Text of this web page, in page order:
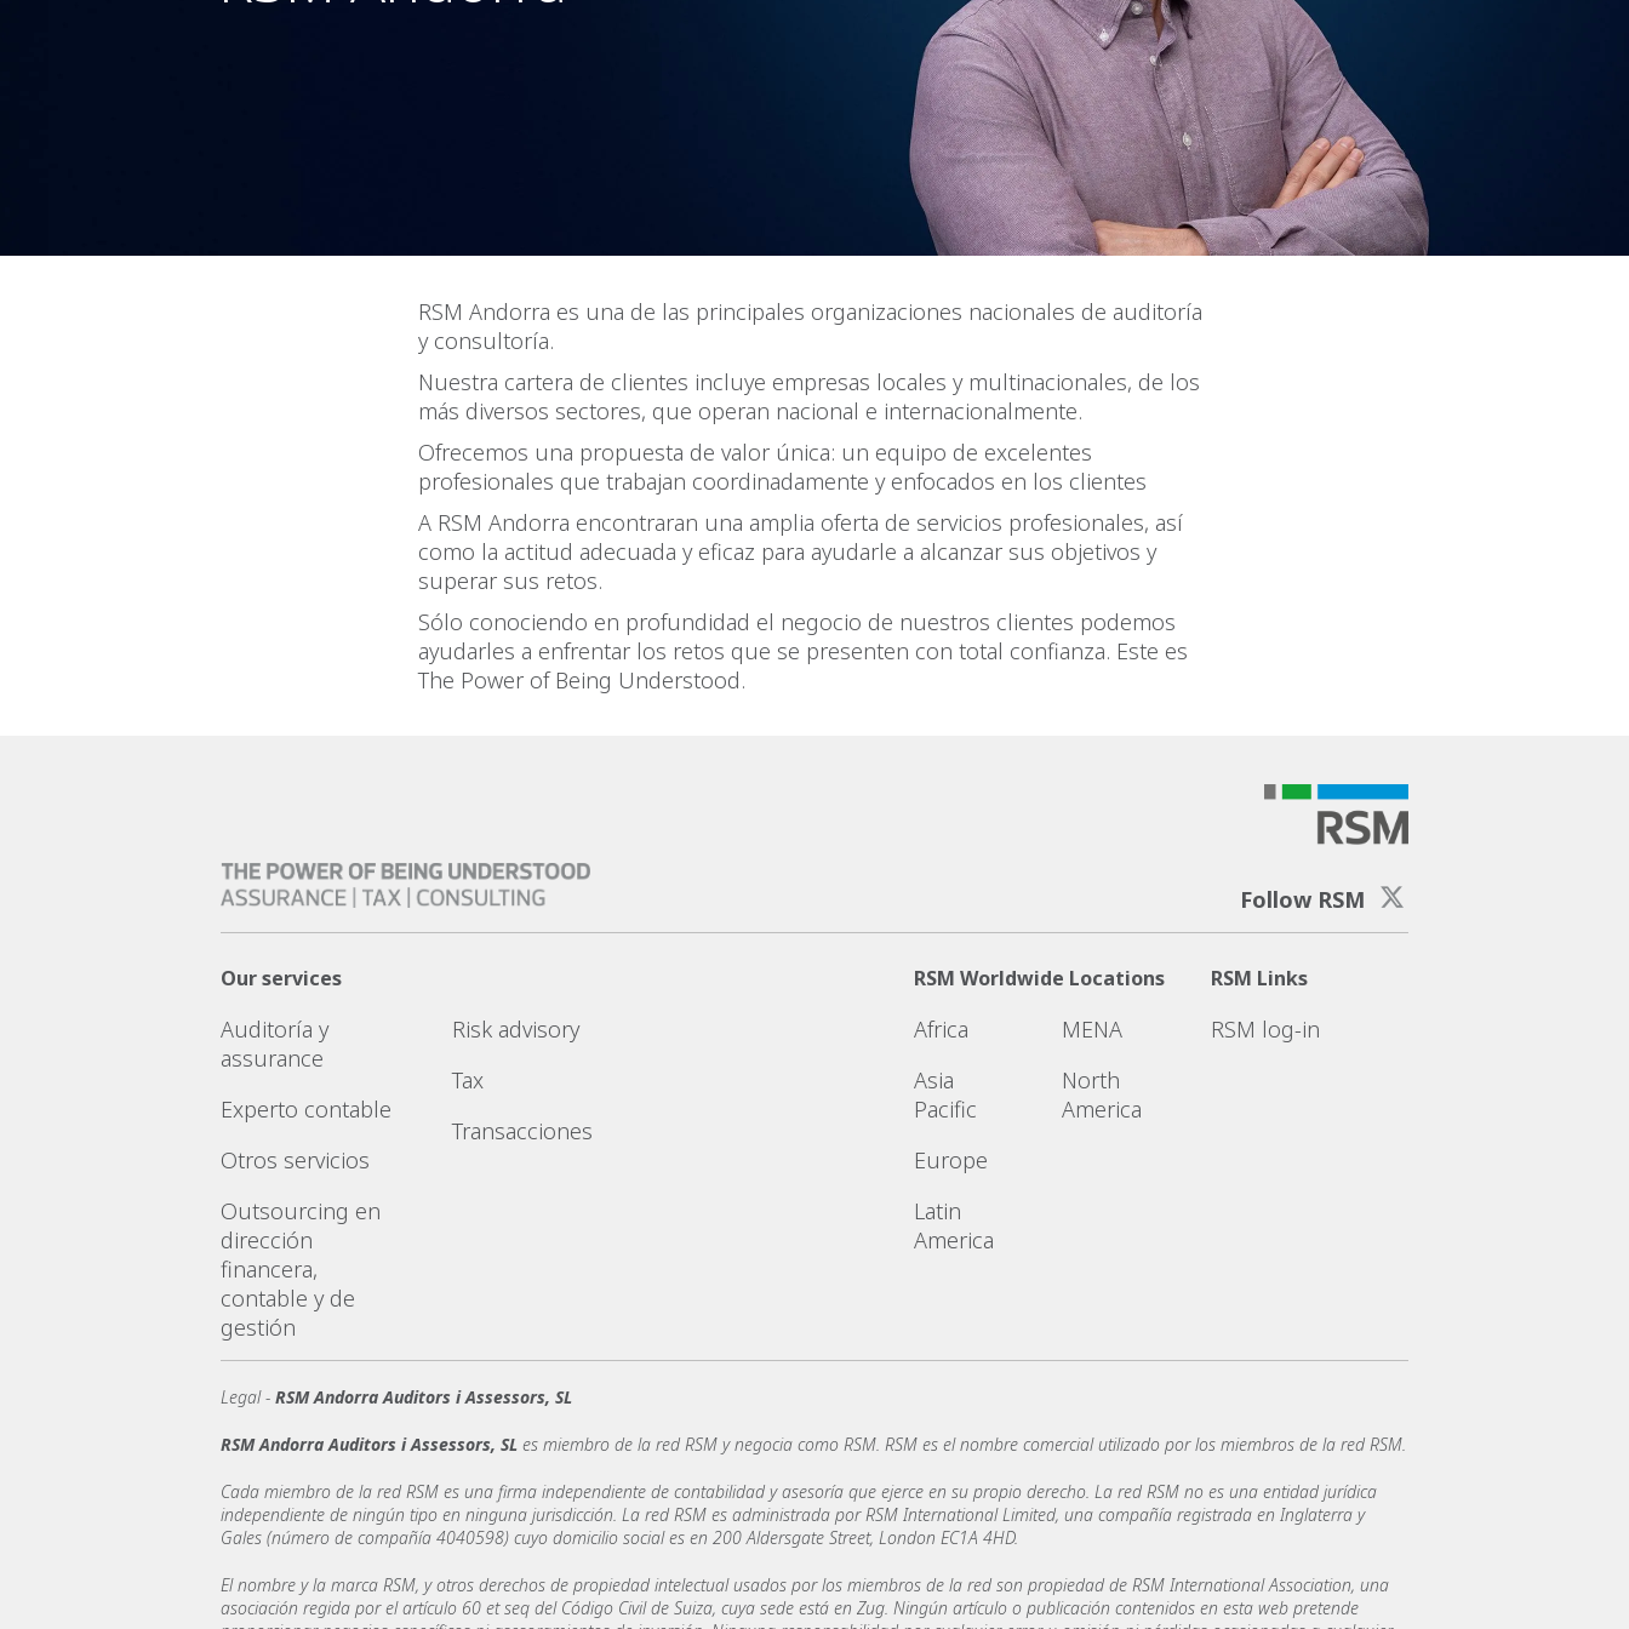
RSM Andorra es una de las principales organizaciones nacionales de auditoría
y consultoría.
Nuestra cartera de clientes incluye empresas locales y multinacionales, de los
más diversos sectores, que operan nacional e internacionalmente.
Ofrecemos una propuesta de valor única: un equipo de excelentes
profesionales que trabajan coordinadamente y enfocados en los clientes
A RSM Andorra encontraran una amplia oferta de servicios profesionales, así
como la actitud adecuada y eficaz para ayudarle a alcanzar sus objetivos y
superar sus retos.
Sólo conociendo en profundidad el negocio de nuestros clientes podemos
ayudarles a enfrentar los retos que se presenten con total confianza. Este es
The Power of Being Understood.
Follow RSM
Our services
Auditoría y
assurance
Experto contable
Otros servicios
Outsourcing en
dirección
financera,
contable y de
gestión
Risk advisory
Tax
Transacciones
RSM Worldwide Locations
Africa
Asia
Pacific
Europe
Latin
America
MENA
North
America
RSM Links
RSM log-in
Legal - RSM Andorra Auditors i Assessors, SL
RSM Andorra Auditors i Assessors, SL es miembro de la red RSM y negocia como RSM. RSM es el nombre comercial utilizado por los miembros de la red RSM.
Cada miembro de la red RSM es una firma independiente de contabilidad y asesoría que ejerce en su propio derecho. La red RSM no es una entidad jurídica
independiente de ningún tipo en ninguna jurisdicción. La red RSM es administrada por RSM International Limited, una compañía registrada en Inglaterra y
Gales (número de compañía 4040598) cuyo domicilio social es en 200 Aldersgate Street, London EC1A 4HD.
El nombre y la marca RSM, y otros derechos de propiedad intelectual usados por los miembros de la red son propiedad de RSM International Association, una
asociación regida por el artículo 60 et seq del Código Civil de Suiza, cuya sede está en Zug. Ningún artículo o publicación contenidos en esta web pretende